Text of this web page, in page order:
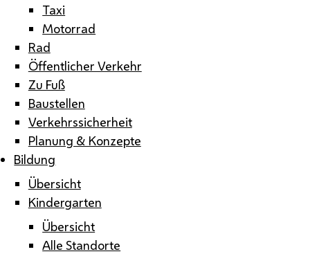
Taxi
Motorrad
Rad
Öffentlicher Verkehr
Zu Fuß
Baustellen
Verkehrssicherheit
Planung & Konzepte
Bildung
Übersicht
Kindergarten
Übersicht
Alle Standorte